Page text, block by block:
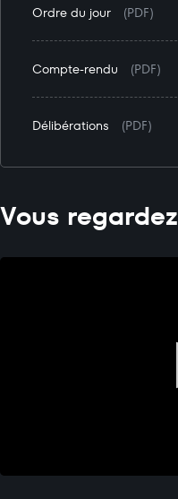
Ordre du jour (PDF)
Compte-rendu (PDF)
Délibérations (PDF)
Vous regardez